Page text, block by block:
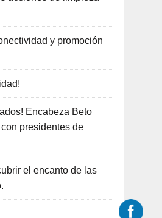
y promoción
Encabeza Beto
presidentes de
el encanto de las